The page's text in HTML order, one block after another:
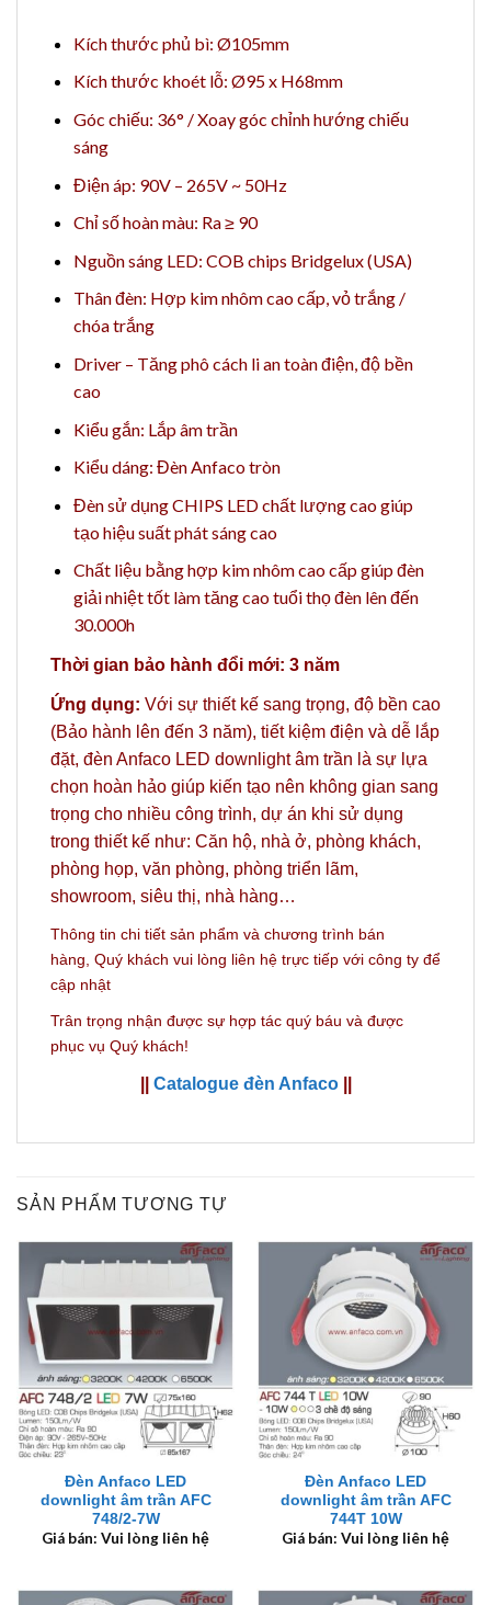
Kích thước phủ bì: Ø105mm
Kích thước khoét lỗ: Ø95 x H68mm
Góc chiếu: 36° / Xoay góc chỉnh hướng chiếu
sáng
Điện áp: 90V – 265V ~ 50Hz
Chỉ số hoàn màu: Ra ≥ 90
Nguồn sáng LED: COB chips Bridgelux (USA)
Thân đèn: Hợp kim nhôm cao cấp, vỏ trắng /
chóa trắng
Driver – Tăng phô cách li an toàn điện, độ bền
cao
Kiểu gắn: Lắp âm trần
Kiểu dáng: Đèn Anfaco tròn
Đèn sử dụng CHIPS LED chất lượng cao giúp
tạo hiệu suất phát sáng cao
Chất liệu bằng hợp kim nhôm cao cấp giúp đèn
giải nhiệt tốt làm tăng cao tuổi thọ đèn lên đến
30.000h
Thời gian bảo hành đổi mới: 3 năm
Ứng dụng: Với sự thiết kế sang trọng, độ bền cao
(Bảo hành lên đến 3 năm), tiết kiệm điện và dễ lắp
đặt, đèn Anfaco LED downlight âm trần là sự lựa
chọn hoàn hảo giúp kiến tạo nên không gian sang
trọng cho nhiều công trình, dự án khi sử dụng
trong thiết kế như: Căn hộ, nhà ở, phòng khách,
phòng họp, văn phòng, phòng triển lãm,
showroom, siêu thị, nhà hàng…
Thông tin chi tiết sản phẩm và chương trình bán
hàng, Quý khách vui lòng liên hệ trực tiếp với công ty để
cập nhật
Trân trọng nhận được sự hợp tác quý báu và được
phục vụ Quý khách!
Catalogue đèn Anfaco
SẢN PHẨM TƯƠNG TỰ
Đèn Anfaco LED
downlight âm trần AFC
748/2-7W
Giá bán: Vui lòng liên hệ
Đèn Anfaco LED
downlight âm trần AFC
744T 10W
Giá bán: Vui lòng liên hệ